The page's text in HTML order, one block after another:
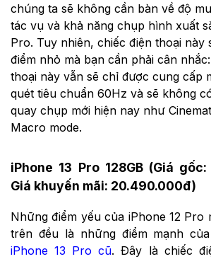
chúng ta sẽ không cần bàn về độ
tác vụ và khả năng chụp hình xuất
Pro. Tuy nhiên, chiếc điện thoại này
điểm nhỏ mà bạn cần phải cân
thoại này vẫn sẽ chỉ được cung cấp
quét tiêu chuẩn 60Hz và sẽ không
quay chụp mới hiện nay như
Macro mode.
iPhone 13 Pro 128GB (Giá
Giá khuyến mãi: 20.490.000đ)
Những điểm yếu của iPhone 12 Pro
trên đều là những điểm mạnh
iPhone 13 Pro cũ. Đây là chiếc